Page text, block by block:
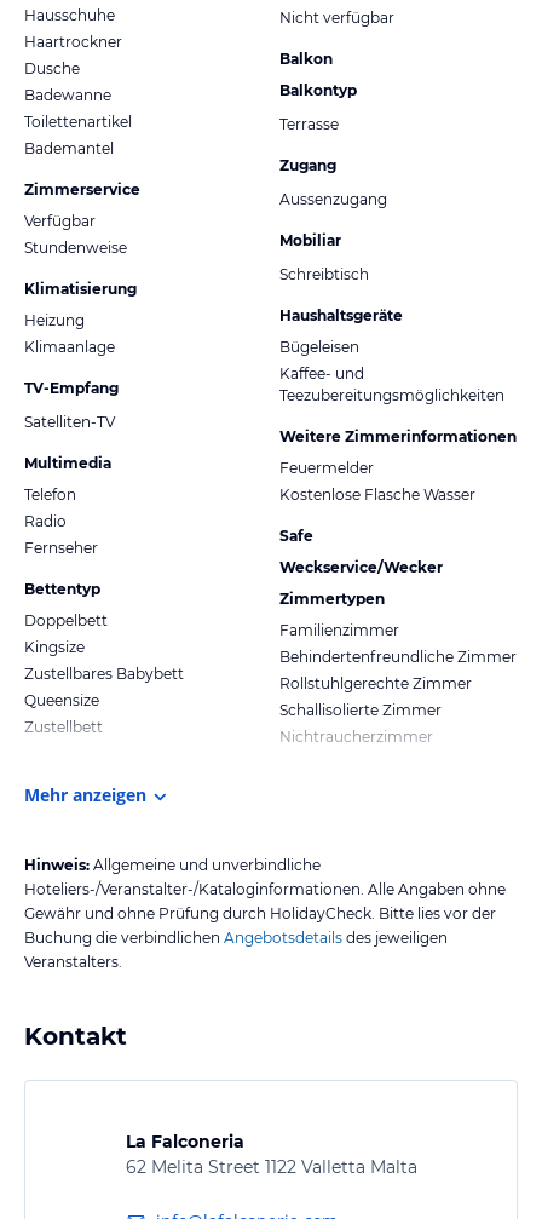
Hausschuhe
Haartrockner
Dusche
Badewanne
Toilettenartikel
Bademantel
Zimmerservice
Verfügbar
Stundenweise
Klimatisierung
Heizung
Klimaanlage
TV-Empfang
Satelliten-TV
Multimedia
Telefon
Radio
Fernseher
Bettentyp
Doppelbett
Kingsize
Zustellbares Babybett
Queensize
Zustellbett
Nicht verfügbar
Balkon
Balkontyp
Terrasse
Zugang
Aussenzugang
Mobiliar
Schreibtisch
Haushaltsgeräte
Bügeleisen
Kaffee- und
Teezubereitungsmöglichkeiten
Weitere Zimmerinformationen
Feuermelder
Kostenlose Flasche Wasser
Safe
Weckservice/Wecker
Zimmertypen
Familienzimmer
Behindertenfreundliche Zimmer
Rollstuhlgerechte Zimmer
Schallisolierte Zimmer
Nichtraucherzimmer
Mehr anzeigen
Hinweis: Allgemeine und unverbindliche
Hoteliers-/Veranstalter-/Kataloginformationen. Alle Angaben ohne
Gewähr und ohne Prüfung durch HolidayCheck. Bitte lies vor der
Buchung die verbindlichen Angebotsdetails des jeweiligen
Veranstalters.
Kontakt
La Falconeria
62 Melita Street 1122 Valletta Malta